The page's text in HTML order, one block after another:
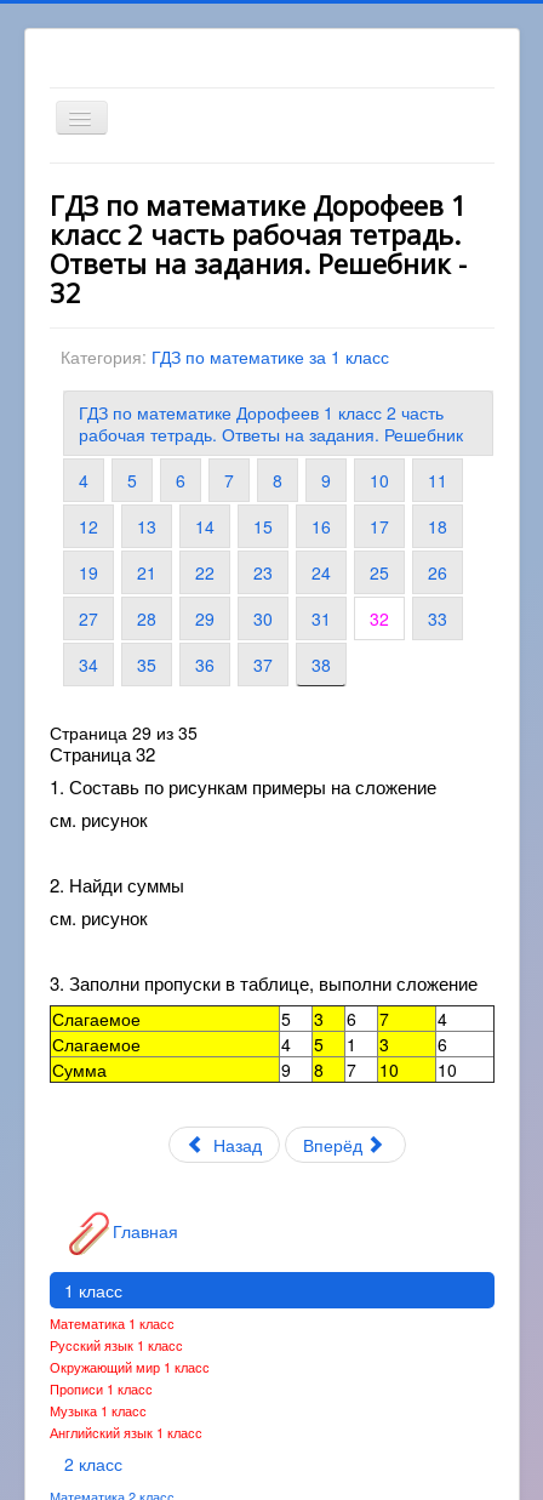
Включить/
выключить
Вы здесь:
Математика 1 класс
ГДЗ по математике Дорофеев 1 класс 2 часть
рабочая тетрадь. Ответы на задания. Решебник
ГДЗ по математике Дорофеев 1
класс 2 часть рабочая тетрадь.
Ответы на задания. Решебник -
32
Категория: ГДЗ по математике за 1 класс
ГДЗ по математике Дорофеев 1 класс 2 часть
рабочая тетрадь. Ответы на задания. Решебник
4
5 6 7 8 9 10
11
12
13 14 15 16 17
18
19
21 22 23 24 25
26
27
28 29 30 31 32
33
34
35 36 37 38
Страница 29 из 35
Страница 32
1. Составь по рисункам примеры на сложение
см. рисунок
2. Найди суммы
см. рисунок
3. Заполни пропуски в таблице, выполни сложение
Слагаемое 5 3 6 7
4
Слагаемое
4 5 1 3
6
Сумма
9 8 7 10 10
Назад Вперёд
Главная
1 класс
Математика 1 класс
Русский язык 1 класс
Окружающий мир 1 класс
Прописи 1 класс
Музыка 1 класс
Английский язык 1 класс
2 класс